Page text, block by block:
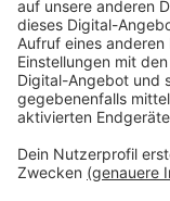
unter Druck
selbst Bälle zu
Umschaltspiel,
Anzeige